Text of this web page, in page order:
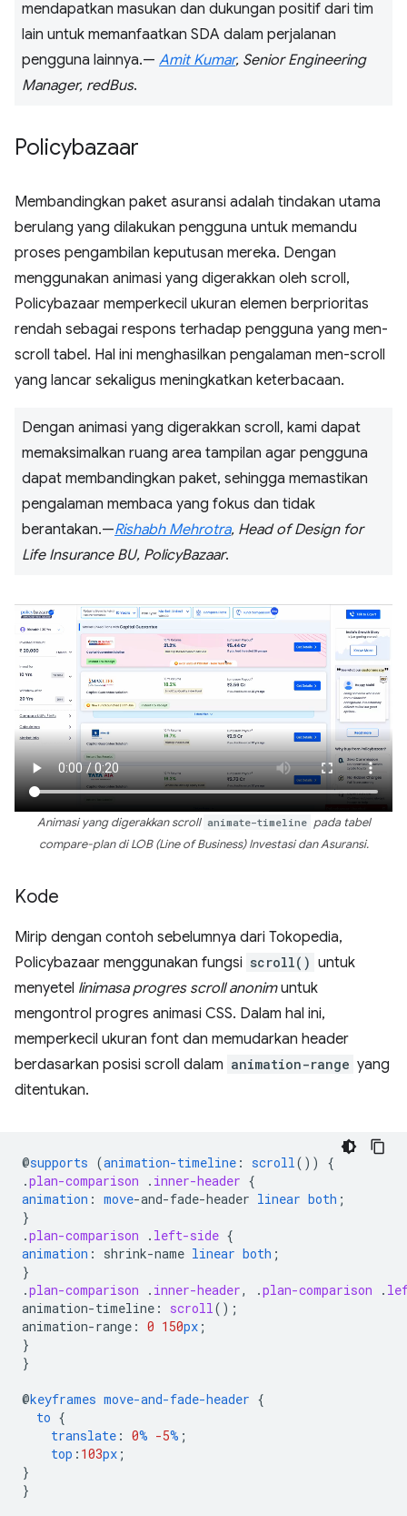
mendapatkan masukan dan dukungan positif dari tim
lain untuk memanfaatkan SDA dalam perjalanan
pengguna lainnya.— Amit Kumar, Senior Engineering
Manager, redBus.
Policybazaar
Membandingkan paket asuransi adalah tindakan utama
berulang yang dilakukan pengguna untuk memandu
proses pengambilan keputusan mereka. Dengan
menggunakan animasi yang digerakkan oleh scroll,
Policybazaar memperkecil ukuran elemen berprioritas
rendah sebagai respons terhadap pengguna yang men-
scroll tabel. Hal ini menghasilkan pengalaman men-scroll
yang lancar sekaligus meningkatkan keterbacaan.
Dengan animasi yang digerakkan scroll, kami dapat
memaksimalkan ruang area tampilan agar pengguna
dapat membandingkan paket, sehingga memastikan
pengalaman membaca yang fokus dan tidak
berantakan.—Rishabh Mehrotra, Head of Design for
Life Insurance BU, PolicyBazaar.
Animasi yang digerakkan scroll animate-timeline pada tabel
compare-plan di LOB (Line of Business) Investasi dan Asuransi.
Kode
Mirip dengan contoh sebelumnya dari Tokopedia,
Policybazaar menggunakan fungsi scroll() untuk
menyetel linimasa progres scroll anonimuntuk
mengontrol progres animasi CSS. Dalam hal ini,
memperkecil ukuran font dan memudarkan header
berdasarkan posisi scroll dalam animation-range yang
ditentukan.
@supports (animation-timeline : scroll())
{
.plan-comparison . inner-header {
animation : move-and-fade-header linear both ;
}
.plan-comparison . left-side {
animation : shrink-name linear both ;
}
.plan-comparison . inner-header, .plan-comparison .
animation-timeline : scroll();
animation-range : 0 150px ;
}
}
@keyframes move-and-fade-header {
to {
translate : 0% -5% ;
top : 103px ;
}
}